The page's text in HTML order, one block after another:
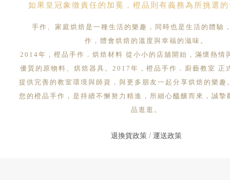
如果皇冠象徵責任的加冕，橙品則有義務為所挑選
手作、家庭烘焙是一種生活的樂趣，同時也是生活的體驗
作，體會烘焙的溫度與幸福的滋味。
2014年，橙品手作．烘焙材料 從小小的店舖開始，滿懷熱情
優質的原物料、烘焙器具。2017年，橙品手作．廚藝教室 正
提供完善的教室環境與師資，與更多朋友一起分享烘焙的樂趣
您的橙品手作，是持續不懈努力精進，所細心醞釀而來，誠摯
品逛逛。
退換貨政策/ 運送政策